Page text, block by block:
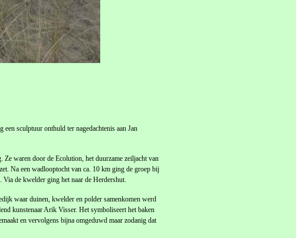
sculptuur onthuld ter nagedachtenis aan Jan
Ze waren door de Ecolution, het duurzame zeiljacht van
Na een wadlooptocht van ca. 10 km ging de groep bij
de kwelder ging het naar de Herdershut.
waar duinen, kwelder en polder samenkomen werd
kunstenaar Arik Visser. Het symboliseert het baken
en vervolgens bijna omgeduwd maar zodanig dat